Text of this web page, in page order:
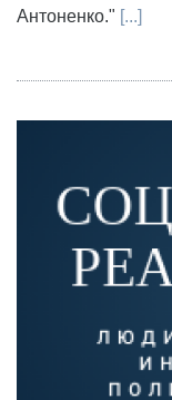
Антоненко." [...]